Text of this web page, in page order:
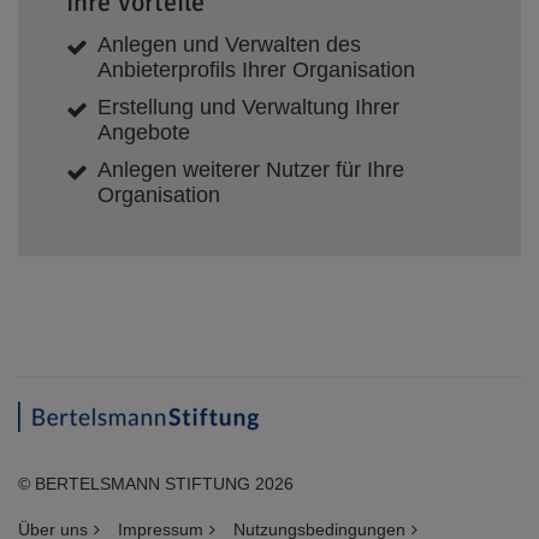
Anlegen und Verwalten des
Anbieterprofils Ihrer Organisation
Erstellung und Verwaltung Ihrer
Angebote
Anlegen weiterer Nutzer für Ihre
Organisation
© BERTELSMANN STIFTUNG 2026
Über uns Impressum Nutzungsbedingungen